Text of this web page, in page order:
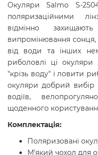
Окуляри Salmo S-
поляризаційними
відмінно
випромінювання сонця,
від води та інших
риболовлі ці окуляри
"крізь воду" і ловити
окуляри добрий
водіїв,
щоденного
Комплектація:
Поляризовані
М'який чохол для